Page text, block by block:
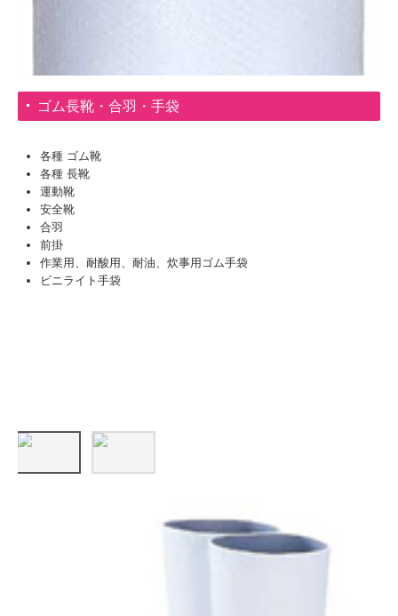
ゴム長靴・合羽・手袋
各種 ゴム靴
各種 長靴
運動靴
安全靴
合羽
前掛
作業用、耐酸用、耐油、炊事用ゴム手袋
ビニライト手袋